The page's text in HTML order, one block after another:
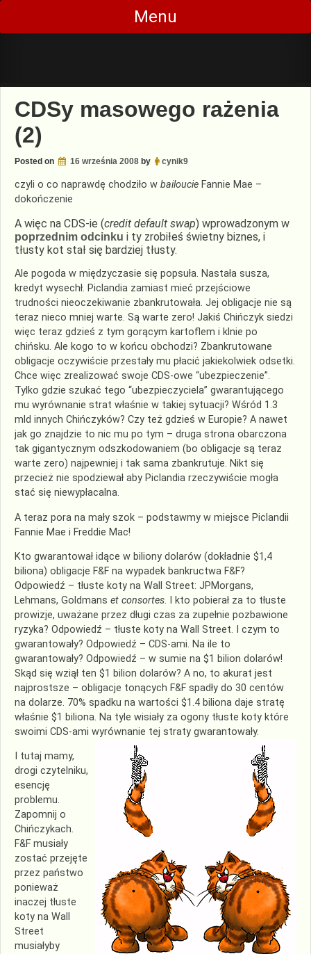
Skip
content
Menu
CDSy masowego rażenia
(2)
Posted on 16 września 2008 by cynik9
czyli o co naprawdę chodziło w bailoucie Fannie Mae –
dokończenie
A więc na CDS-ie (credit default swap) wprowadzonym w
poprzednim odcinku i ty zrobiłeś świetny biznes, i
tłusty kot stał się bardziej tłusty.
Ale pogoda w międzyczasie się popsuła. Nastała susza,
kredyt wysechł. Piclandia zamiast mieć przejściowe
trudności nieoczekiwanie zbankrutowała. Jej obligacje nie są
teraz nieco mniej warte. Są warte zero! Jakiś Chińczyk siedzi
więc teraz gdzieś z tym gorącym kartoflem i klnie po
chińsku. Ale kogo to w końcu obchodzi? Zbankrutowane
obligacje oczywiście przestały mu płacić jakiekolwiek odsetki.
Chce więc zrealizować swoje CDS-owe “ubezpieczenie”.
Tylko gdzie szukać tego “ubezpieczyciela” gwarantującego
mu wyrównanie strat właśnie w takiej sytuacji? Wśród 1.3
mld innych Chińczyków? Czy też gdzieś w Europie? A nawet
jak go znajdzie to nic mu po tym – druga strona obarczona
tak gigantycznym odszkodowaniem (bo obligacje są teraz
warte zero) najpewniej i tak sama zbankrutuje. Nikt się
przecież nie spodziewał aby Piclandia rzeczywiście mogła
stać się niewypłacalna.
A teraz pora na mały szok – podstawmy w miejsce Piclandii
Fannie Mae i Freddie Mac!
Kto gwarantował idące w biliony dolarów (dokładnie $1,4
biliona) obligacje F&F na wypadek bankructwa F&F?
Odpowiedź – tłuste koty na Wall Street: JPMorgans,
Lehmans, Goldmans et consortes. I kto pobierał za to tłuste
prowizje, uważane przez długi czas za zupełnie pozbawione
ryzyka? Odpowiedź – tłuste koty na Wall Street. I czym to
gwarantowały? Odpowiedź – CDS-ami. Na ile to
gwarantowały? Odpowiedź – w sumie na $1 bilion dolarów!
Skąd się wziął ten $1 bilion dolarów? A no, to akurat jest
najprostsze – obligacje tonących F&F spadły do 30 centów
na dolarze. 70% spadku na wartości $1.4 biliona daje stratę
właśnie $1 biliona. Na tyle wisiały za ogony tłuste koty które
swoimi CDS-ami wyrównanie tej straty gwarantowały.
I tutaj mamy,
drogi czytelniku,
esencję
problemu.
Zapomnij o
Chińczykach.
F&F musiały
zostać przejęte
przez państwo
ponieważ
inaczej tłuste
koty na Wall
Street
musiałyby